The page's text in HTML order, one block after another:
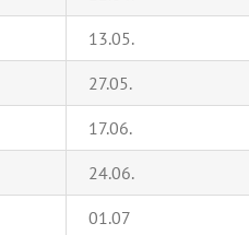
13.05.
27.05.
17.06.
24.06.
01.07